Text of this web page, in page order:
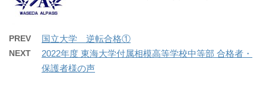
PREV 国立大学 逆転合格①
NEXT
2022年度 東海大学付属相模高等学校中等部 合格者・
保護者様の声